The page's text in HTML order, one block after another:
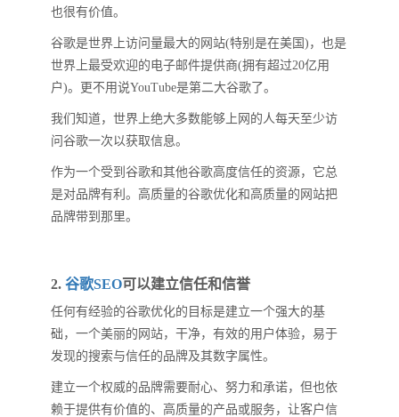
也很有价值。
谷歌是世界上访问量最大的网站(特别是在美国)，也是
世界上最受欢迎的电子邮件提供商(拥有超过20亿用
户)。更不用说YouTube是第二大谷歌了。
我们知道，世界上绝大多数能够上网的人每天至少访
问谷歌一次以获取信息。
作为一个受到谷歌和其他谷歌高度信任的资源，它总
是对品牌有利。高质量的谷歌优化和高质量的网站把
品牌带到那里。
2. 谷歌SEO可以建立信任和信誉
任何有经验的谷歌优化的目标是建立一个强大的基
础，一个美丽的网站，干净，有效的用户体验，易于
发现的搜索与信任的品牌及其数字属性。
建立一个权威的品牌需要耐心、努力和承诺，但也依
赖于提供有价值的、高质量的产品或服务，让客户信